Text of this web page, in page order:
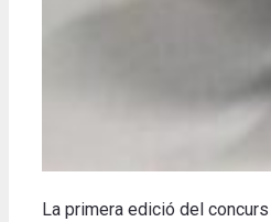
La primera edició del